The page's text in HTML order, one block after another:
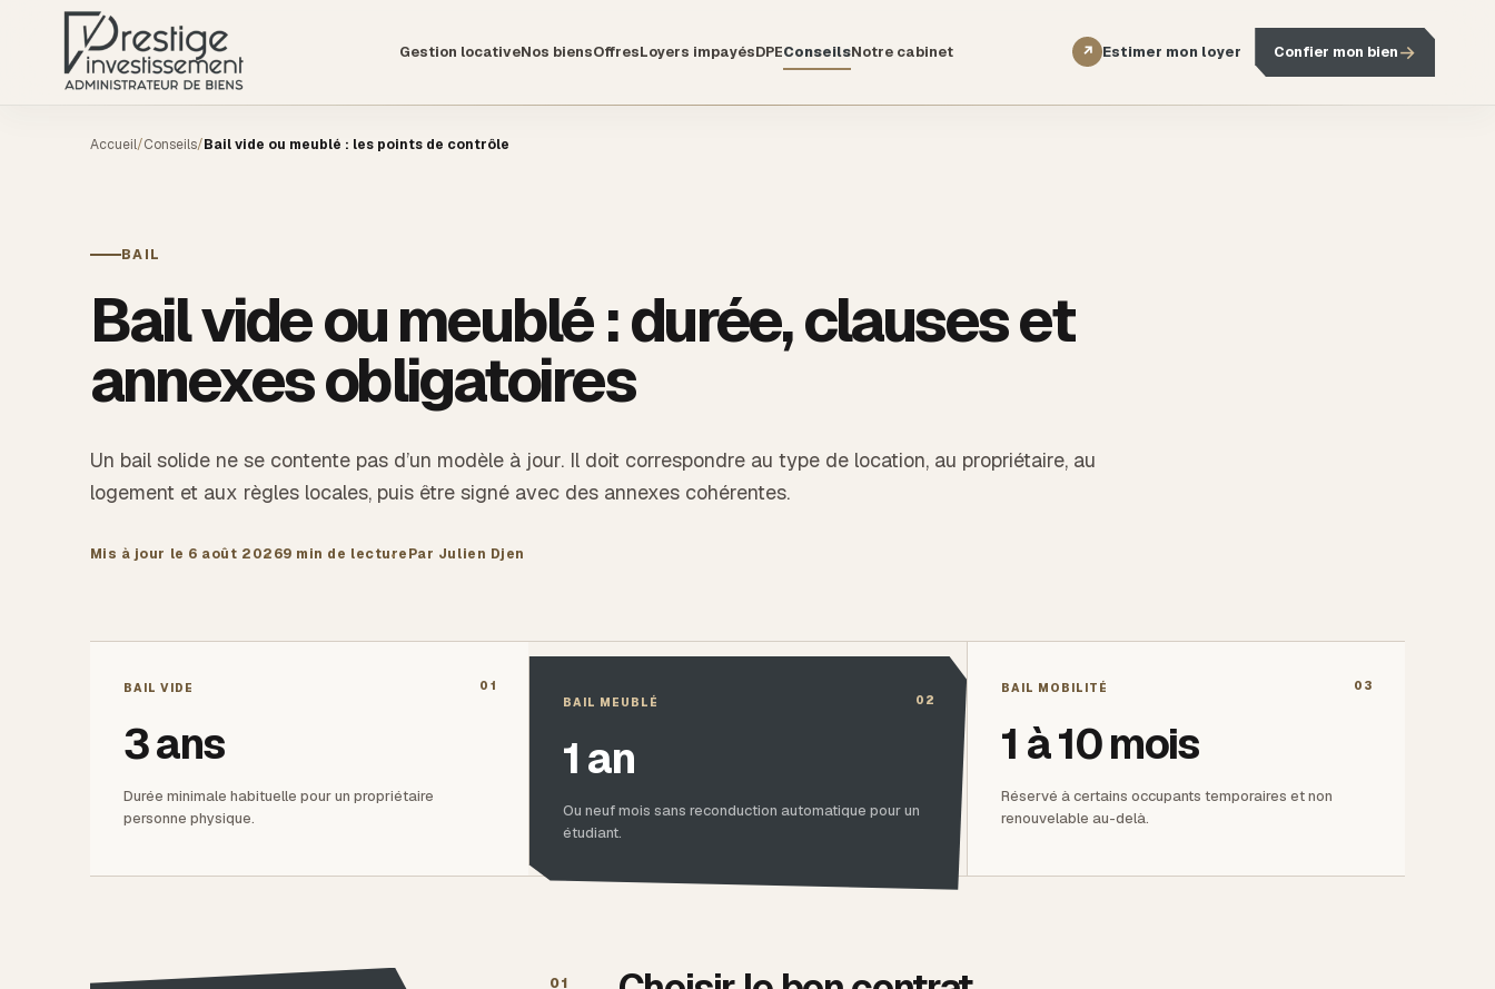
Gestion locativeNos biensOffresLoyers impayésDPEConseilsNotre cabinet ↗ Estimer mon loyer Confier mon bien→
Accueil/Conseils/Bail vide ou meublé : les points de contrôle
BAIL
Bail vide ou meublé : durée, clauses et
annexes obligatoires
Un bail solide ne se contente pas d’un modèle à jour. Il doit correspondre au type de location, au propriétaire, au
logement et aux règles locales, puis être signé avec des annexes cohérentes.
Mis à jour le 6 août 20269 min de lecturePar Julien Djen
01
BAIL VIDE
3 ans
Durée minimale habituelle pour un propriétaire
personne physique.
02
BAIL MEUBLÉ
1 an
Ou neuf mois sans reconduction automatique pour un
étudiant.
03
BAIL MOBILITÉ
1 à 10 mois
Réservé à certains occupants temporaires et non
renouvelable au-delà.
01